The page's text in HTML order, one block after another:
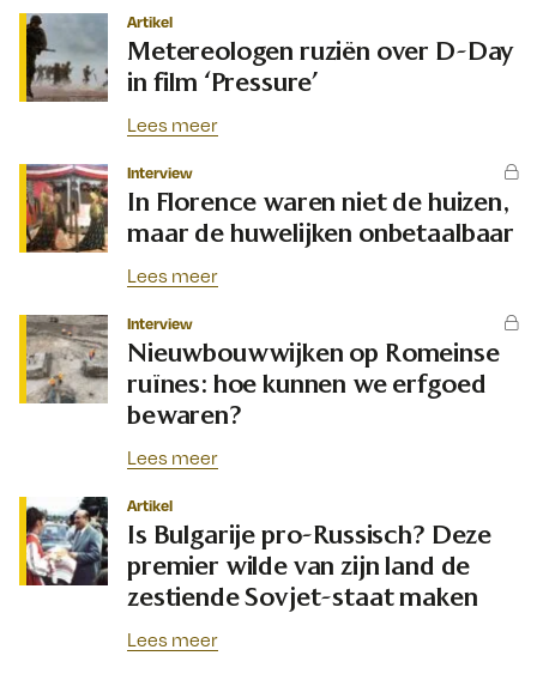
Artikel
Metereologen ruziën over D-Day
in film ‘Pressure’
Lees meer
Interview
In Florence waren niet de huizen,
maar de huwelijken onbetaalbaar
Lees meer
Interview
Nieuwbouwwijken op Romeinse
ruïnes: hoe kunnen we erfgoed
bewaren?
Lees meer
Artikel
Is Bulgarije pro-Russisch? Deze
premier wilde van zijn land de
zestiende Sovjet-staat maken
Lees meer